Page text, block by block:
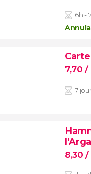
6h -
7,70/
7
8,30/